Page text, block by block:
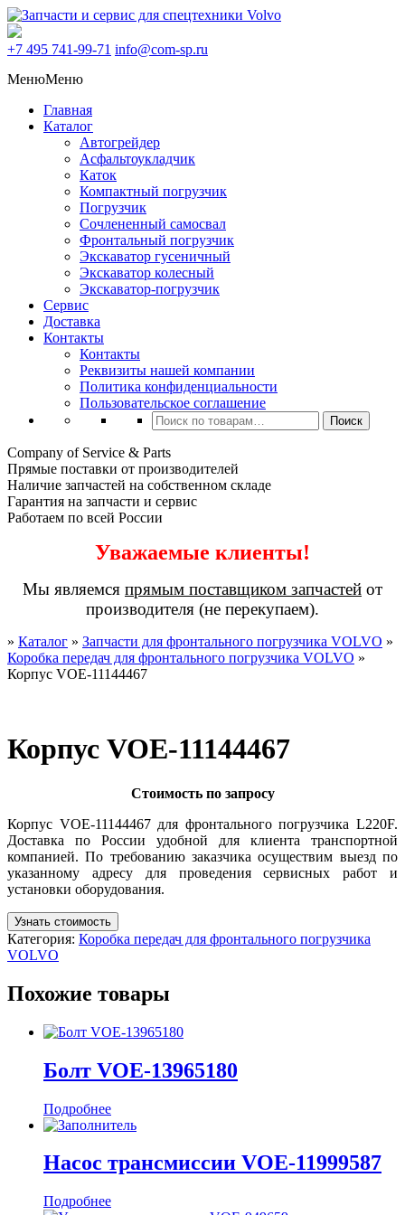
+7 495 741-99-71 info@com-sp.ru
МенюМеню
Главная
Каталог
Автогрейдер
Асфальтоукладчик
Каток
Компактный погрузчик
Погрузчик
Сочлененный самосвал
Фронтальный погрузчик
Экскаватор гусеничный
Экскаватор колесный
Экскаватор-погрузчик
Сервис
Доставка
Контакты
Контакты
Реквизиты нашей компании
Политика конфиденциальности
Пользовательское соглашение
Искать:
Поиск
Company of Service & Parts
Прямые поставки от производителей
Наличие запчастей на собственном складе
Гарантия на запчасти и сервис
Работаем по всей России
Уважаемые клиенты!
Мы являемся прямым поставщиком запчастей от
производителя (не перекупаем).
» Каталог » Запчасти для фронтального погрузчика VOLVO »
Коробка передач для фронтального погрузчика VOLVO »
Корпус VOE-11144467
Корпус VOE-11144467
Стоимость по запросу
Корпус VOE-11144467 для фронтального погрузчика L220F.
Доставка по России удобной для клиента транспортной
компанией. По требованию заказчика осуществим выезд по
указанному адресу для проведения сервисных работ и
установки оборудования.
Узнать стоимость
Категория: Коробка передач для фронтального погрузчика
VOLVO
Похожие товары
Болт VOE-13965180
Подробнее
Насос трансмиссии VOE-11999587
Подробнее